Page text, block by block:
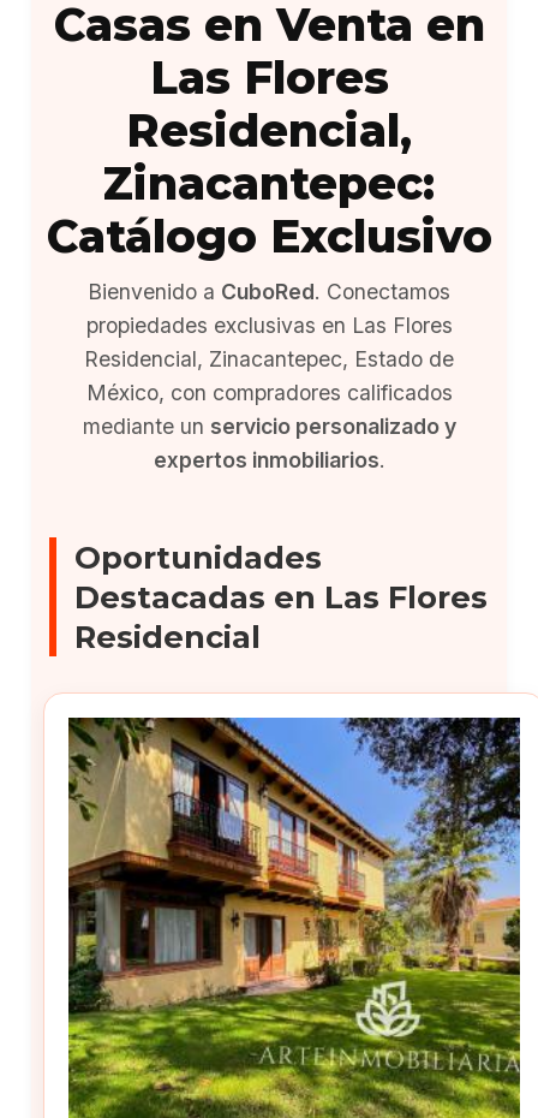
Casas en Venta en
Las Flores
Residencial,
Zinacantepec:
Catálogo Exclusivo
Bienvenido a CuboRed. Conectamos
propiedades exclusivas en Las Flores
Residencial, Zinacantepec, Estado de
México, con compradores calificados
mediante un servicio personalizado y
expertos inmobiliarios.
Oportunidades
Destacadas en Las Flores
Residencial